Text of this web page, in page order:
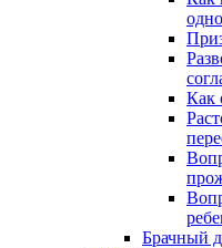
Как
Брачный